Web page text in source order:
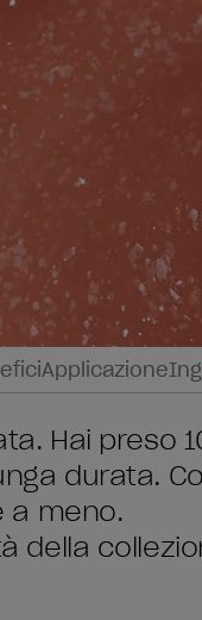
Applicazione
Hai preso
durata.
a meno.
della